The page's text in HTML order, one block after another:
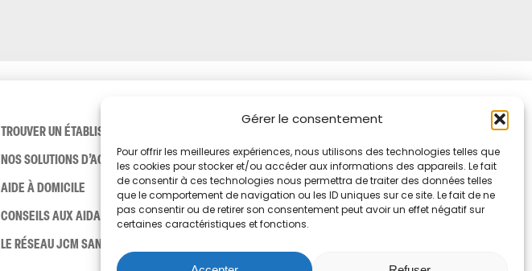
Gérer le consentement
Pour offrir les meilleures expériences, nous utilisons des technologies telles que
les cookies pour stocker et/ou accéder aux informations des appareils. Le fait
de consentir à ces technologies nous permettra de traiter des données telles
que le comportement de navigation ou les ID uniques sur ce site. Le fait de ne
pas consentir ou de retirer son consentement peut avoir un effet négatif sur
certaines caractéristiques et fonctions.
TROUVER UN ÉTABLISSEMENT
NOS SOLUTIONS D’ACCUEIL
AIDE À DOMICILE
CONSEILS AUX AIDANTS
LE RÉSEAU JCM SANTÉ
Notre
facebook
Nous recrutons !